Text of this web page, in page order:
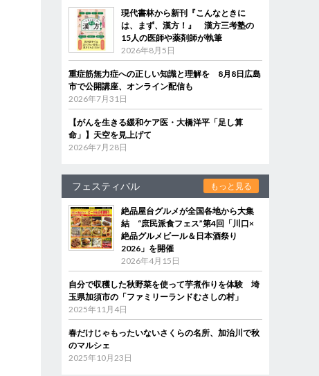
現代書林から新刊『こんなときに
は、まず、漢方！』 漢方三考塾の
15人の医師や薬剤師が執筆
2026年8月5日
重症筋無力症への正しい知識と理解を 8月8日広島
市で公開講座、オンライン配信も
2026年7月31日
【がんを生きる緩和ケア医・大橋洋平「足し算
命」】天空を見上げて
2026年7月28日
フェスティバル もっと見る
絶品屋台グルメが全国各地から大集
結 “庶民派食フェス”第4回「川口×
絶品グルメビール＆日本酒祭り
2026」を開催
2026年4月15日
自分で収穫した秋野菜を使って芋煮作りを体験 埼
玉県加須市の「ファミリーランドむさしの村」
2025年11月4日
春だけじゃもったいないさくらの名所、加治川で秋
のマルシェ
2025年10月23日